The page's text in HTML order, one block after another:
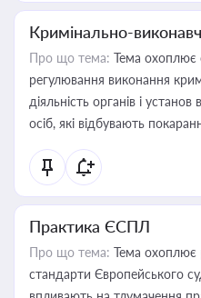
Кримінально-
Про що тема: Тема охоплює
регулювання виконання
діяльність органів і
осіб, які відбувають
Практика ЄСПЛ
Про що тема: Тема охоплює
стандарти Європейського